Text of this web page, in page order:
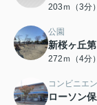
203ｍ（3分）
公園
新桜ヶ丘
272ｍ（4分）
コンビニエ
ローソン